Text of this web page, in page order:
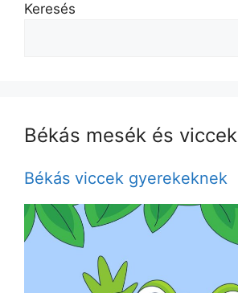
Keresés
Békás mesék és viccek
Békás viccek gyerekeknek